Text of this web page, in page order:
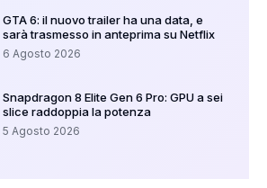
GTA 6: il nuovo trailer ha una data, e
sarà trasmesso in anteprima su Netflix
6 Agosto 2026
Snapdragon 8 Elite Gen 6 Pro: GPU a sei
slice raddoppia la potenza
5 Agosto 2026